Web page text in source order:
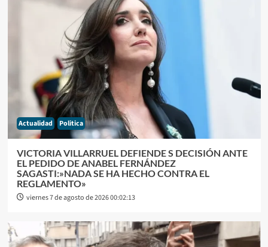
Actualidad Politica
VICTORIA VILLARRUEL DEFIENDE S DECISIÓN ANTE
EL PEDIDO DE ANABEL FERNÁNDEZ
SAGASTI:»NADA SE HA HECHO CONTRA EL
REGLAMENTO»
viernes 7 de agosto de 2026 00:02:13